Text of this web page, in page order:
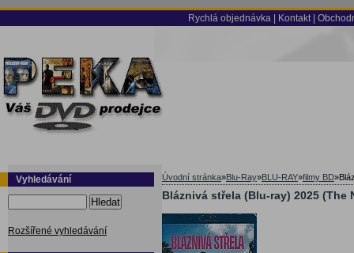
Rychlá objednávka Kontakt
Vyhledávání
Hledat
Rozšířené vyhledávání
Úvodní stránka»Blu-Ray»BLU-RAY»filmy BD»
Bláznivá střela (Blu-ray) 2025 (The